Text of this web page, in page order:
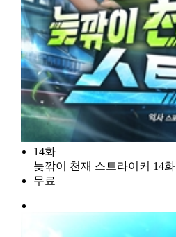
14화
늦깎이 천재 스트라이커 14화
무료